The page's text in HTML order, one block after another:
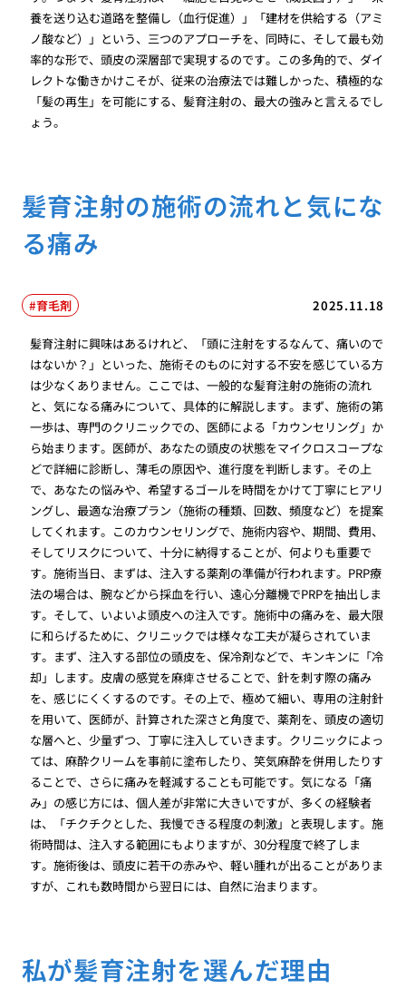
養を送り込む道路を整備し（血行促進）」「建材を供給する（アミ
ノ酸など）」という、三つのアプローチを、同時に、そして最も効
率的な形で、頭皮の深層部で実現するのです。この多角的で、ダイ
レクトな働きかけこそが、従来の治療法では難しかった、積極的な
「髪の再生」を可能にする、髪育注射の、最大の強みと言えるでし
ょう。
髪育注射の施術の流れと気にな
る痛み
2025.11.18
育毛剤
髪育注射に興味はあるけれど、「頭に注射をするなんて、痛いので
はないか？」といった、施術そのものに対する不安を感じている方
は少なくありません。ここでは、一般的な髪育注射の施術の流れ
と、気になる痛みについて、具体的に解説します。まず、施術の第
一歩は、専門のクリニックでの、医師による「カウンセリング」か
ら始まります。医師が、あなたの頭皮の状態をマイクロスコープな
どで詳細に診断し、薄毛の原因や、進行度を判断します。その上
で、あなたの悩みや、希望するゴールを時間をかけて丁寧にヒアリ
ングし、最適な治療プラン（施術の種類、回数、頻度など）を提案
してくれます。このカウンセリングで、施術内容や、期間、費用、
そしてリスクについて、十分に納得することが、何よりも重要で
す。施術当日、まずは、注入する薬剤の準備が行われます。PRP療
法の場合は、腕などから採血を行い、遠心分離機でPRPを抽出しま
す。そして、いよいよ頭皮への注入です。施術中の痛みを、最大限
に和らげるために、クリニックでは様々な工夫が凝らされていま
す。まず、注入する部位の頭皮を、保冷剤などで、キンキンに「冷
却」します。皮膚の感覚を麻痺させることで、針を刺す際の痛み
を、感じにくくするのです。その上で、極めて細い、専用の注射針
を用いて、医師が、計算された深さと角度で、薬剤を、頭皮の適切
な層へと、少量ずつ、丁寧に注入していきます。クリニックによっ
ては、麻酔クリームを事前に塗布したり、笑気麻酔を併用したりす
ることで、さらに痛みを軽減することも可能です。気になる「痛
み」の感じ方には、個人差が非常に大きいですが、多くの経験者
は、「チクチクとした、我慢できる程度の刺激」と表現します。施
術時間は、注入する範囲にもよりますが、30分程度で終了しま
す。施術後は、頭皮に若干の赤みや、軽い腫れが出ることがありま
すが、これも数時間から翌日には、自然に治まります。
私が髪育注射を選んだ理由